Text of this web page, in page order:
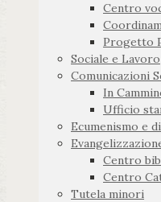
Centro
Progetto
Sociale e Lavoro
Comunicazioni
In
Ufficio
Ecumenismo e
Centro
Centro
Tutela minori